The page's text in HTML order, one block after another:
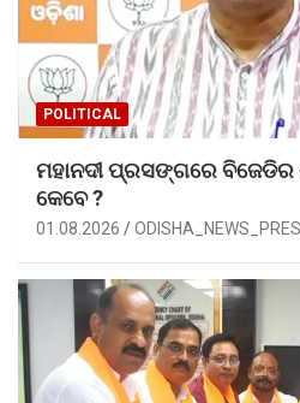
POLITICAL
ମହାନଦୀ ପ୍ରସଙ୍ଗରେ ବିଜେଡିର
କେବେ ?
01.08.2026